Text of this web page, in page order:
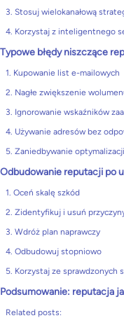
3. Stosuj wielokanałową
4. Korzystaj z inteligentnego
Typowe błędy niszczące
1. Kupowanie list e-mailowych
2. Nagłe zwiększenie
3. Ignorowanie wskaźników
4. Używanie adresów bez
5. Zaniedbywanie
Odbudowanie reputacji po
1. Oceń skalę szkód
2. Zidentyfikuj i usuń
3. Wdróż plan naprawczy
4. Odbudowuj stopniowo
5. Korzystaj ze sprawdzonych
Podsumowanie: reputacja
Related posts: